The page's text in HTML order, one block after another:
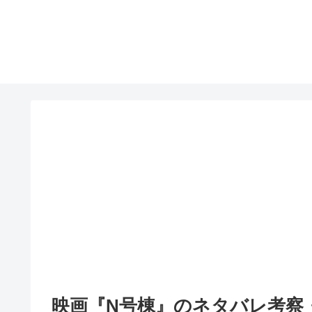
映画『N号棟』のネタバレ考察